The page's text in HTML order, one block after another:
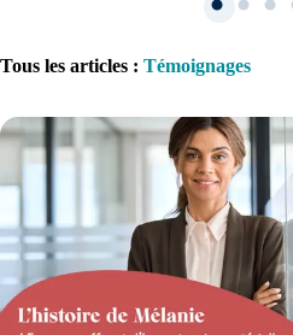
1.
Créez un compte et récupérez
Tous les articles : Témoignages